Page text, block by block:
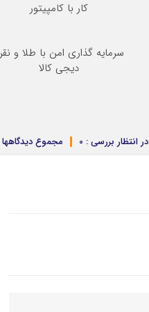
کار با کامپیتور
سرمایه گذاری امن با طلا و
دیجی کالا
مجموع دیدگاهها در انتظار بررسی : 0